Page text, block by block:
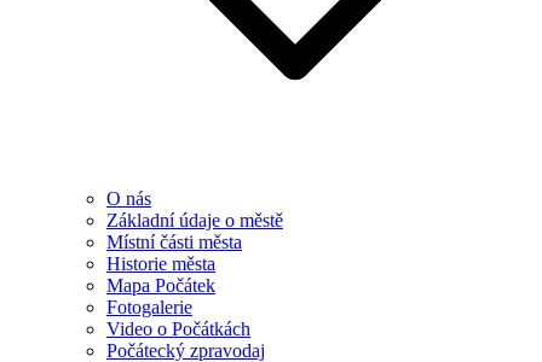
O nás
Základní údaje o městě
Místní části města
Historie města
Mapa Počátek
Fotogalerie
Video o Počátkách
Počátecký zpravodaj